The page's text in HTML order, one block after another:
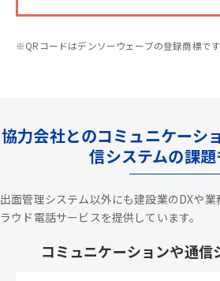
※QRコードはデンソーウェーブの登録商標です
協力会社とのコミュニケーシ
信システムの課
出面管理システム以外にも建設業のDXや
ラウド電話サービスを提供しています。
コミュニケーションや通信